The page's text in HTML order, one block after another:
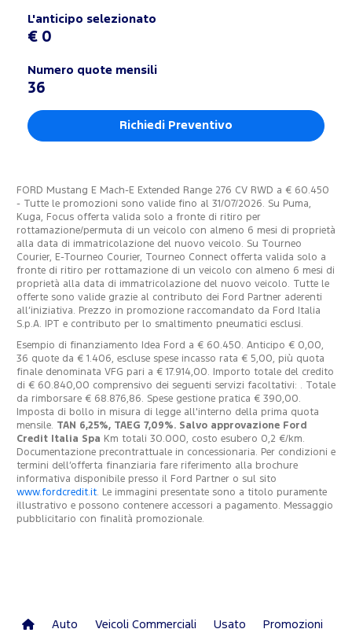
L'anticipo selezionato
€ 0
Numero quote mensili
36
Richiedi Preventivo
FORD Mustang E Mach-E Extended Range 276 CV RWD a € 60.450
- Tutte le promozioni sono valide fino al 31/07/2026. Su Puma,
Kuga, Focus offerta valida solo a fronte di ritiro per
rottamazione/permuta di un veicolo con almeno 6 mesi di proprietà
alla data di immatricolazione del nuovo veicolo. Su Tourneo
Courier, E-Tourneo Courier, Tourneo Connect offerta valida solo a
fronte di ritiro per rottamazione di un veicolo con almeno 6 mesi di
proprietà alla data di immatricolazione del nuovo veicolo. Tutte le
offerte sono valide grazie al contributo dei Ford Partner aderenti
all’iniziativa. Prezzo in promozione raccomandato da Ford Italia
S.p.A. IPT e contributo per lo smaltimento pneumatici esclusi.
Esempio di finanziamento Idea Ford a € 60.450. Anticipo € 0,00,
36 quote da € 1.406, escluse spese incasso rata € 5,00, più quota
finale denominata VFG pari a € 17.914,00. Importo totale del credito
di € 60.840,00 comprensivo dei seguenti servizi facoltativi: . Totale
da rimborsare € 68.876,86. Spese gestione pratica € 390,00.
Imposta di bollo in misura di legge all'interno della prima quota
mensile. TAN 6,25%, TAEG 7,09%. Salvo approvazione Ford
Credit Italia Spa Km totali 30.000, costo esubero 0,2 €/km.
Documentazione precontrattuale in concessionaria. Per condizioni e
termini dell’offerta finanziaria fare riferimento alla brochure
informativa disponibile presso il Ford Partner o sul sito
www.fordcredit.it . Le immagini presentate sono a titolo puramente
illustrativo e possono contenere accessori a pagamento. Messaggio
pubblicitario con finalità promozionale.
Auto Veicoli Commerciali Usato Promozioni